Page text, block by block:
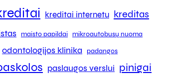
kreditai internetu kreditas
maisto papildai mikroautobusų nuoma
odontologijos klinika padangos
paslaugos verslui pinigai